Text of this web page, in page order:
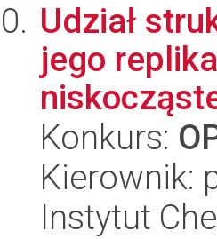
Udział
jego
Konkurs:
Kierownik:
Instytut